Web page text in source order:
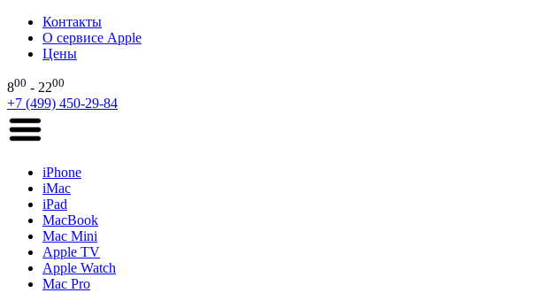
Контакты
О сервисе Apple
Цены
800 - 2200
+7 (499) 450-29-84
iPhone
iMac
iPad
MacBook
Mac Mini
Apple TV
Apple Watch
Mac Pro